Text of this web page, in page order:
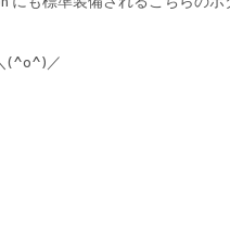
(^o^)／